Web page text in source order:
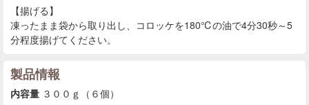
【揚げる】
凍ったまま袋から取り出し、コロッケを180℃の油で4分30秒～5
分程度揚げてください。
製品情報
内容量 ３００ｇ（６個）